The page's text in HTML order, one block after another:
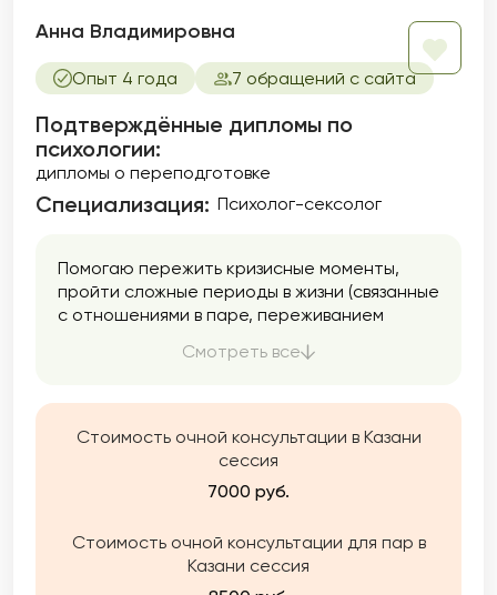
Анна Владимировна
Опыт 4 года 7 обращений с сайта
Подтверждённые дипломы по
психологии:
дипломы о переподготовке
Специализация: Психолог-сексолог
Помогаю пережить кризисные моменты,
пройти сложные периоды в жизни (связанные
с отношениями в паре, переживанием
проблемами в рабочей среде), стать
наладить отношения в семье и в социуме.
Смотреть все
Стоимость очной консультации в Казани
сессия
7000 руб.
Стоимость очной консультации для пар в
Казани сессия